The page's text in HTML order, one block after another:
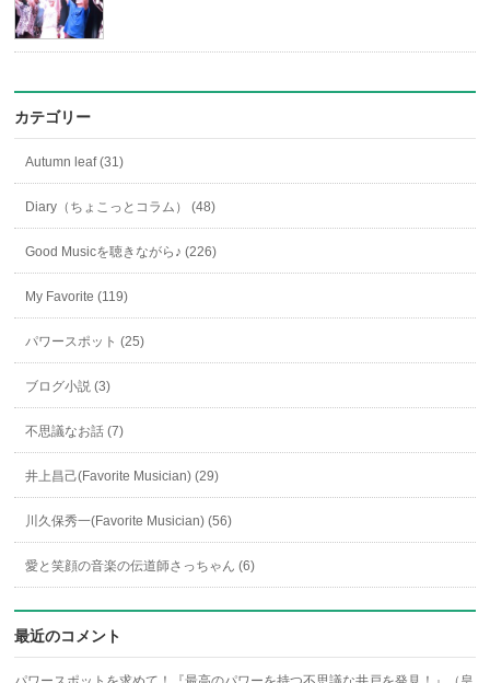
カテゴリー
Autumn leaf (31)
Diary（ちょこっとコラム） (48)
Good Musicを聴きながら♪ (226)
My Favorite (119)
パワースポット (25)
ブログ小説 (3)
不思議なお話 (7)
井上昌己(Favorite Musician) (29)
川久保秀一(Favorite Musician) (56)
愛と笑顔の音楽の伝道師さっちゃん (6)
最近のコメント